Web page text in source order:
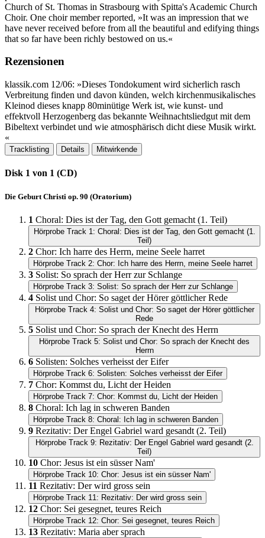
Church of St. Thomas in Strasbourg with Spitta's Academic Church
Choir. One choir member reported, »It was an impression that we
have never received before from all the beautiful and edifying things
that so far have been richly bestowed on us.«
Rezensionen
klassik.​com 12/06: »Dieses Tondokument wird sicherlich rasch
Verbreitung finden und davon künden, welch kirchenmusikalisches
Kleinod dieses knapp 80minütige Werk ist, wie kunst- und
effektvoll Herzogenberg das bekannte Weihnachtsliedgut mit dem
Bibeltext verbindet und wie atmosphärisch dicht diese Musik wirkt.​
«
Tracklisting Details Mitwirkende
Disk 1 von 1 (CD)
Die Geburt Christi op. 90 (Oratorium)
1 Choral: Dies ist der Tag, den Gott gemacht (1. Teil)
Hörprobe Track 1: Choral: Dies ist der Tag, den Gott gemacht (1.
Teil)
2 Chor: Ich harre des Herrn, meine Seele harret
Hörprobe Track 2: Chor: Ich harre des Herrn, meine Seele harret
3 Solist: So sprach der Herr zur Schlange
Hörprobe Track 3: Solist: So sprach der Herr zur Schlange
4 Solist und Chor: So saget der Hörer göttlicher Rede
Hörprobe Track 4: Solist und Chor: So saget der Hörer göttlicher
Rede
5 Solist und Chor: So sprach der Knecht des Herrn
Hörprobe Track 5: Solist und Chor: So sprach der Knecht des
Herrn
6 Solisten: Solches verheisst der Eifer
Hörprobe Track 6: Solisten: Solches verheisst der Eifer
7 Chor: Kommst du, Licht der Heiden
Hörprobe Track 7: Chor: Kommst du, Licht der Heiden
8 Choral: Ich lag in schweren Banden
Hörprobe Track 8: Choral: Ich lag in schweren Banden
9 Rezitativ: Der Engel Gabriel ward gesandt (2. Teil)
Hörprobe Track 9: Rezitativ: Der Engel Gabriel ward gesandt (2.
Teil)
10 Chor: Jesus ist ein süsser Nam'
Hörprobe Track 10: Chor: Jesus ist ein süsser Nam'
11 Rezitativ: Der wird gross sein
Hörprobe Track 11: Rezitativ: Der wird gross sein
12 Chor: Sei gesegnet, teures Reich
Hörprobe Track 12: Chor: Sei gesegnet, teures Reich
13 Rezitativ: Maria aber sprach